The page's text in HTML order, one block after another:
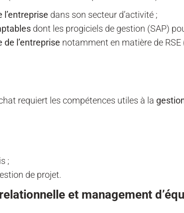
dans son secteur d’activité ;
dont les progiciels de gestion (SAP)
l’entreprise notamment en matière de
requiert les compétences utiles à la
;
de projet.
et management